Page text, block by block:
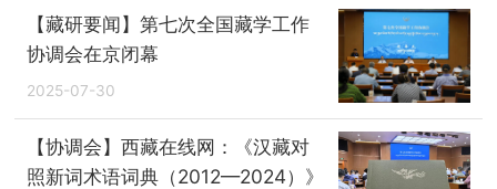
【藏研要闻】第七次全国藏学工作
协调会在京闭幕
2025-07-30
【协调会】西藏在线网：《汉藏对
照新词术语词典（2012—2024）》